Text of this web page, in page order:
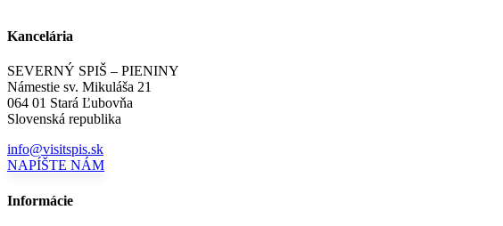
Kancelária
SEVERNÝ SPIŠ – PIENINY
Námestie sv. Mikuláša 21
064 01 Stará Ľubovňa
Slovenská republika
info@visitspis.sk
NAPÍŠTE NÁM
Informácie